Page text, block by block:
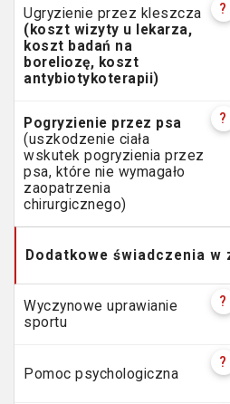
Ugryzienie przez kleszcza
(koszt wizyty u lekarza,
koszt badań na
boreliozę, koszt
antybiotykoterapii)
?
Pogryzienie przez psa
(uszkodzenie ciała
wskutek pogryzienia przez
psa, które nie wymagało
zaopatrzenia
chirurgicznego)
?
Dodatkowe świadczenia w
Wyczynowe uprawianie
sportu
?
Pomoc psychologiczna
?